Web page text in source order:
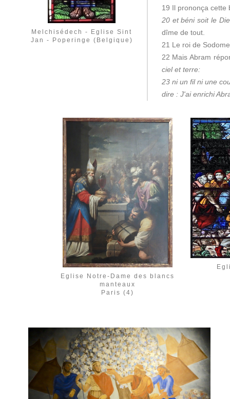
Melchisédech - Eglise Sint
Jan - Poperinge (Belgique)
19 Il prononça cette
20 et béni soit le
dîme de tout.
21 Le roi de
22 Mais Abram
ciel et terre:
23 ni un fil ni une
dire : J'ai enrichi
Eglise Notre-Dame des blancs
manteaux
Paris (4)